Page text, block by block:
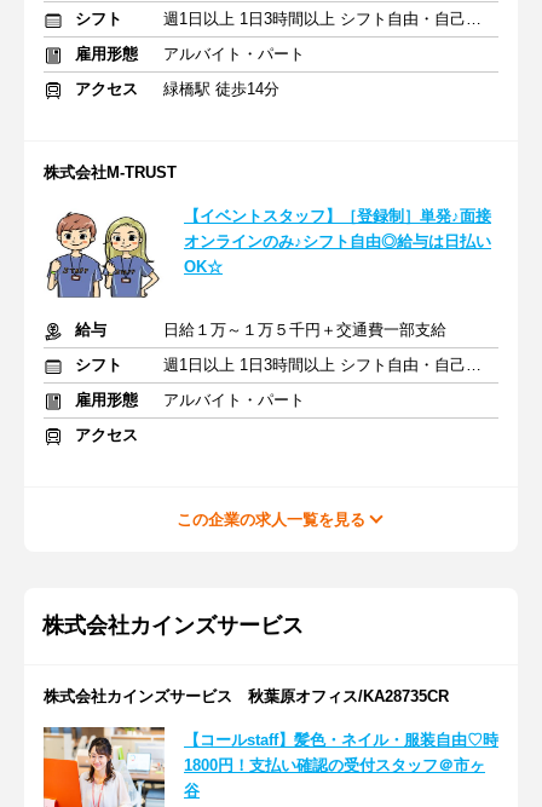
シフト
週1日以上 1日3時間以上 シフト自由・自己申告
雇用形態
アルバイト・パート
アクセス
緑橋駅 徒歩14分
株式会社M-TRUST
【イベントスタッフ】［登録制］単発♪面接
オンラインのみ♪シフト自由◎給与は日払い
OK☆
給与
日給１万～１万５千円＋交通費一部支給
シフト
週1日以上 1日3時間以上 シフト自由・自己申告
雇用形態
アルバイト・パート
アクセス
この企業の求人一覧を見る
株式会社カインズサービス
株式会社カインズサービス 秋葉原オフィス/KA28735CR
【コールstaff】髪色・ネイル・服装自由♡時
1800円！支払い確認の受付スタッフ＠市ヶ
谷